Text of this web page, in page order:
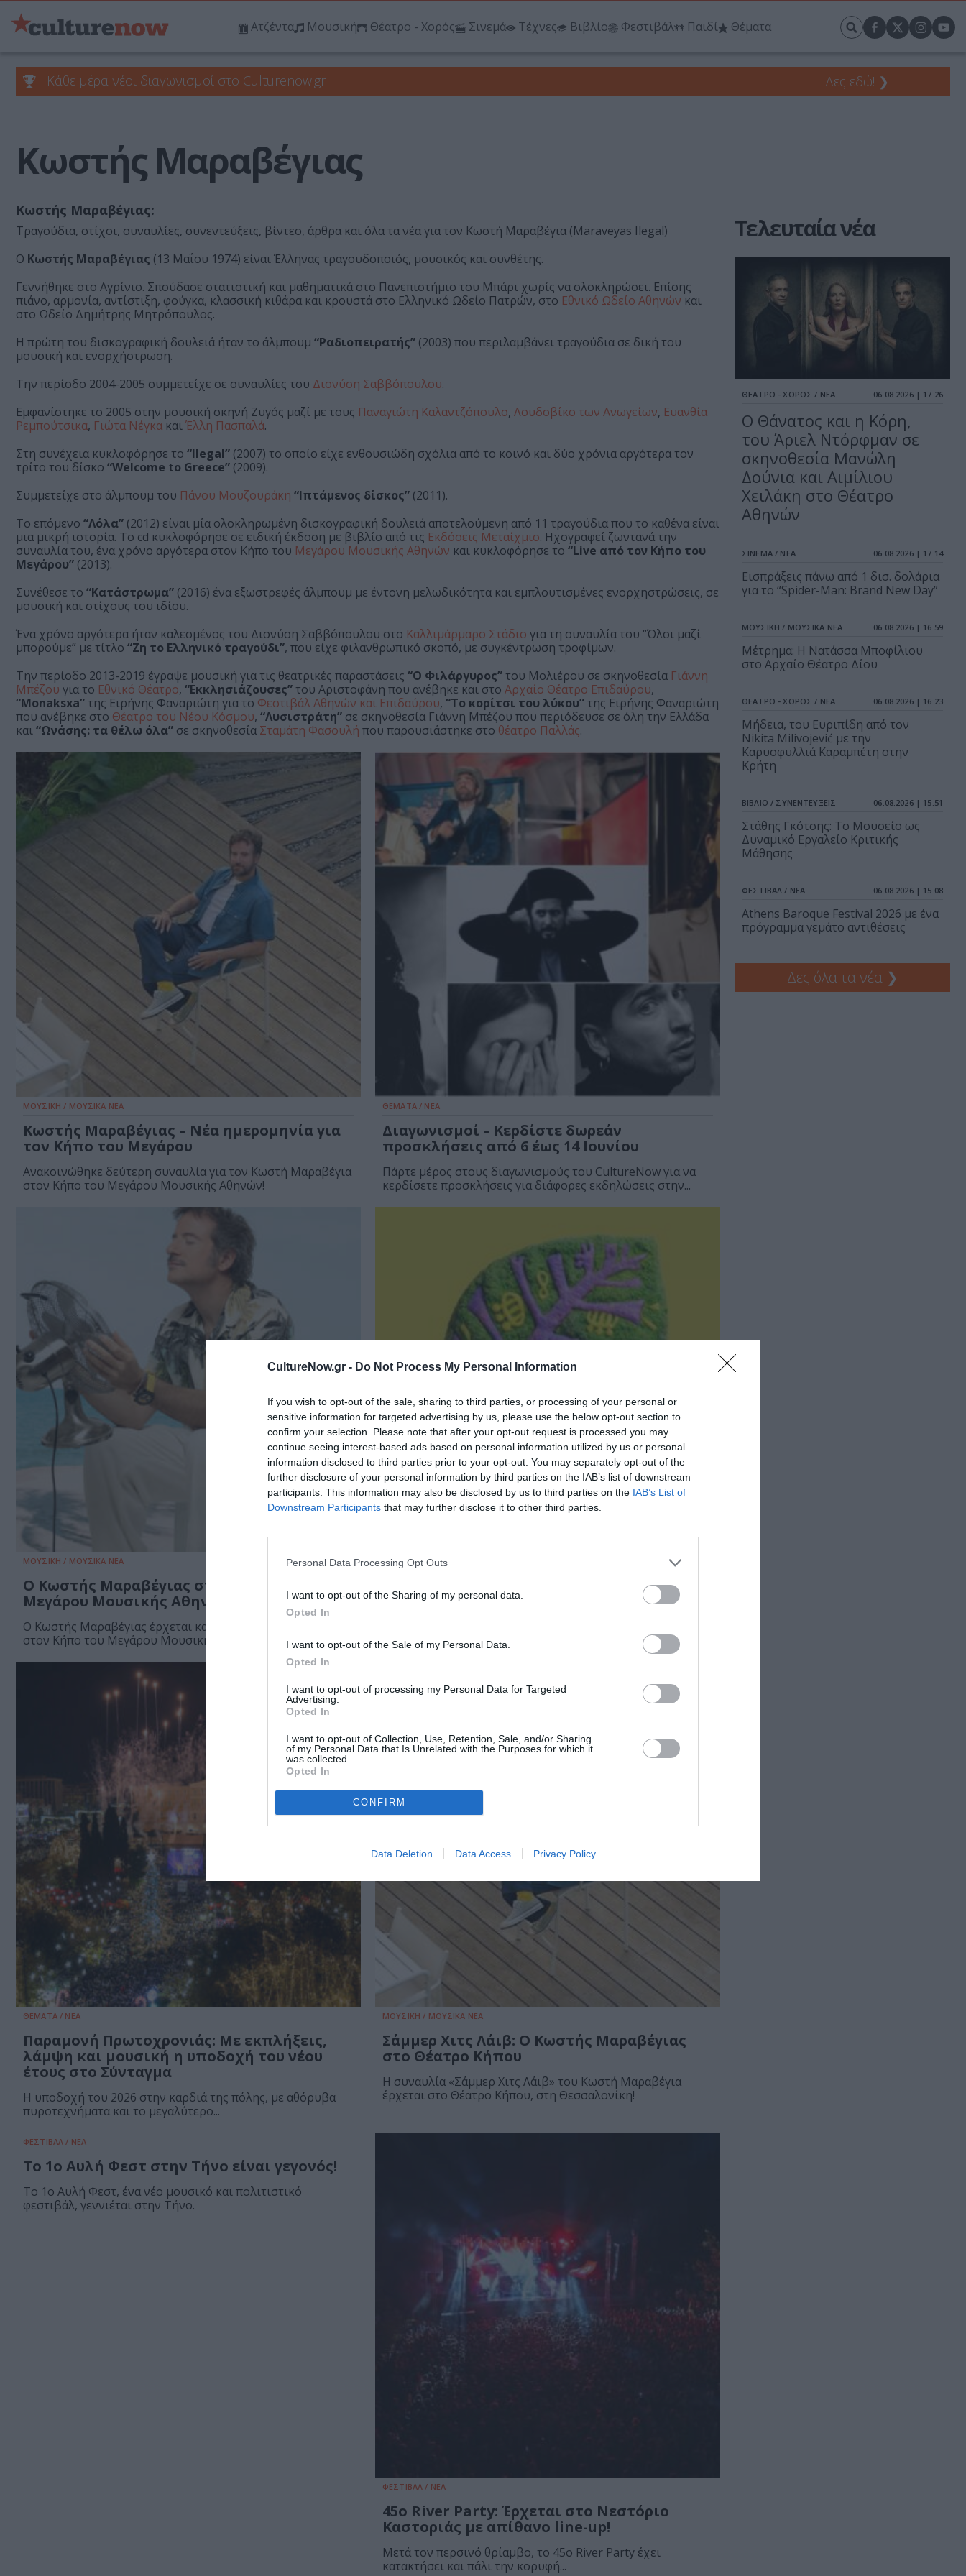
CultureNow.gr - Do Not Process My Personal Information
If you wish to opt-out of the sale, sharing to third parties, or processing of your personal or
sensitive information for targeted advertising by us, please use the below opt-out section to
confirm your selection. Please note that after your opt-out request is processed you may
continue seeing interest-based ads based on personal information utilized by us or personal
information disclosed to third parties prior to your opt-out. You may separately opt-out of the
further disclosure of your personal information by third parties on the IAB’s list of downstream
participants. This information may also be disclosed by us to third parties on the IAB’s List of
Downstream Participants that may further disclose it to other third parties.
Personal Data Processing Opt Outs
I want to opt-out of the Sharing of my personal data.
Opted In
I want to opt-out of the Sale of my Personal Data.
Opted In
I want to opt-out of processing my Personal Data for Targeted
Advertising.
Opted In
I want to opt-out of Collection, Use, Retention, Sale, and/or Sharing
of my Personal Data that Is Unrelated with the Purposes for which it
was collected.
Opted In
CONFIRM
Data Deletion Data Access Privacy Policy
Ατζέντα Μουσική Θέατρο - Χορός Σινεμά Τέχνες Βιβλίο Φεστιβάλ Παιδί Θέματα
Κάθε μέρα νέοι διαγωνισμοί στο Culturenow.gr Δες εδώ! ❯
Κωστής Μαραβέγιας
Κωστής Μαραβέγιας:
Τραγούδια, στίχοι, συναυλίες, συνεντεύξεις, βίντεο, άρθρα και όλα τα νέα για τον Κωστή Μαραβέγια (Maraveyas Ilegal)
Ο Κωστής Μαραβέγιας (13 Μαΐου 1974) είναι Έλληνας τραγουδοποιός, μουσικός και συνθέτης.
Γεννήθηκε στο Αγρίνιο. Σπούδασε στατιστική και μαθηματικά στο Πανεπιστήμιο του Μπάρι χωρίς να ολοκληρώσει. Επίσης
πιάνο, αρμονία, αντίστιξη, φούγκα, κλασσική κιθάρα και κρουστά στο Ελληνικό Ωδείο Πατρών, στο Εθνικό Ωδείο Αθηνών και
στο Ωδείο Δημήτρης Μητρόπουλος.
Η πρώτη του δισκογραφική δουλειά ήταν το άλμπουμ “Ραδιοπειρατής” (2003) που περιλαμβάνει τραγούδια σε δική του
μουσική και ενορχήστρωση.
Την περίοδο 2004-2005 συμμετείχε σε συναυλίες του Διονύση Σαββόπουλου.
Εμφανίστηκε το 2005 στην μουσική σκηνή Ζυγός μαζί με τους Παναγιώτη Καλαντζόπουλο, Λουδοβίκο των Ανωγείων, Ευανθία
Ρεμπούτσικα, Γιώτα Νέγκα καιΈλλη Πασπαλά.
Στη συνέχεια κυκλοφόρησε το “Ilegal” (2007) το οποίο είχε ενθουσιώδη σχόλια από το κοινό και δύο χρόνια αργότερα τον
τρίτο του δίσκο “Welcome to Greece” (2009).
Συμμετείχε στο άλμπουμ του Πάνου Μουζουράκη “Ιπτάμενος δίσκος” (2011).
Το επόμενο “Λόλα” (2012) είναι μία ολοκληρωμένη δισκογραφική δουλειά αποτελούμενη από 11 τραγούδια που το καθένα είναι
μια μικρή ιστορία. Το cd κυκλοφόρησε σε ειδική έκδοση με βιβλίο από τις Εκδόσεις Μεταίχμιο. Ηχογραφεί ζωντανά την
συναυλία του, ένα χρόνο αργότερα στον Κήπο του Μεγάρου Μουσικής Αθηνών και κυκλοφόρησε το “Live από τον Κήπο του
Μεγάρου” (2013).
Συνέθεσε το “Κατάστρωμα” (2016) ένα εξωστρεφές άλμπουμ με έντονη μελωδικότητα και εμπλουτισμένες ενορχηστρώσεις, σε
μουσική και στίχους του ιδίου.
Ένα χρόνο αργότερα ήταν καλεσμένος του Διονύση Σαββόπουλου στο Καλλιμάρμαρο Στάδιο για τη συναυλία του “Όλοι μαζί
μπορούμε” με τίτλο “Ζη το Ελληνικό τραγούδι”, που είχε φιλανθρωπικό σκοπό, με συγκέντρωση τροφίμων.
Την περίοδο 2013-2019 έγραψε μουσική για τις θεατρικές παραστάσεις “Ο Φιλάργυρος” του Μολιέρου σε σκηνοθεσία Γιάννη
Μπέζου για το Εθνικό Θέατρο, “Εκκλησιάζουσες” του Αριστοφάνη που ανέβηκε και στο Αρχαίο Θέατρο Επιδαύρου,
“Monaksxa” της Ειρήνης Φαναριώτη για το Φεστιβάλ Αθηνών και Επιδαύρου, “Το κορίτσι του λύκου” της Ειρήνης Φαναριώτη
που ανέβηκε στο Θέατρο του Νέου Κόσμου, “Λυσιστράτη” σε σκηνοθεσία Γιάννη Μπέζου που περιόδευσε σε όλη την Ελλάδα
και“Ωνάσης: τα θέλω όλα” σε σκηνοθεσία Σταμάτη Φασουλή που παρουσιάστηκε στο θέατρο Παλλάς.
ΜΟΥΣΙΚΗ / ΜΟΥΣΙΚΑ ΝΕΑ
Κωστής Μαραβέγιας – Νέα ημερομηνία για
τον Κήπο του Μεγάρου
Ανακοινώθηκε δεύτερη συναυλία για τον Κωστή Μαραβέγια
στον Κήπο του Μεγάρου Μουσικής Αθηνών!
ΘΕΜΑΤΑ / ΝΕΑ
Διαγωνισμοί – Κερδίστε δωρεάν
προσκλήσεις από 6 έως 14 Ιουνίου
Πάρτε μέρος στους διαγωνισμούς του CultureNow για να
κερδίσετε προσκλήσεις για διάφορες εκδηλώσεις στην...
ΜΟΥΣΙΚΗ / ΜΟΥΣΙΚΑ ΝΕΑ
Ο Κωστής Μαραβέγιας στον Κήπο του
Μεγάρου Μουσικής Αθηνών
Ο Κωστής Μαραβέγιας έρχεται και το φετινό καλοκαίρι
στον Κήπο του Μεγάρου Μουσικής Αθηνών!
ΘΕΜΑΤΑ / ΝΕΑ
Καλοκαίρι 2026 στον Κήπο του Μεγάρου
Μουσικής Αθηνών
για το Καλοκαίρι 2026 στον Κήπο...
ΘΕΜΑΤΑ / ΝΕΑ
Παραμονή Πρωτοχρονιάς: Με εκπλήξεις,
λάμψη και μουσική η υποδοχή του νέου
έτους στο Σύνταγμα
Η υποδοχή του 2026 στην καρδιά της πόλης, με αθόρυβα
πυροτεχνήματα και το μεγαλύτερο...
ΜΟΥΣΙΚΗ / ΜΟΥΣΙΚΑ ΝΕΑ
Σάμμερ Χιτς Λάιβ: Ο Κωστής Μαραβέγιας
στο Θέατρο Κήπου
Η συναυλία «Σάμμερ Χιτς Λάιβ» του Κωστή Μαραβέγια
έρχεται στο Θέατρο Κήπου, στη Θεσσαλονίκη!
ΦΕΣΤΙΒΑΛ / ΝΕΑ
Το 1ο Αυλή Φεστ στην Τήνο είναι γεγονός!
Το 1ο Αυλή Φεστ, ένα νέο μουσικό και πολιτιστικό
φεστιβάλ, γεννιέται στην Τήνο.
ΦΕΣΤΙΒΑΛ / ΝΕΑ
45ο River Party: Έρχεται στο Νεστόριο
Καστοριάς με απίθανο line-up!
Μετά τον περσινό θρίαμβο, το 45ο River Party έχει
κατακτήσει και πάλι την κορυφή...
Τελευταία νέα
ΘΕΑΤΡΟ - ΧΟΡΟΣ / ΝΕΑ 06.08.2026 | 17.26
Ο Θάνατος και η Κόρη,
του Άριελ Ντόρφμαν σε
σκηνοθεσία Μανώλη
Δούνια και Αιμίλιου
Χειλάκη στο Θέατρο
Αθηνών
ΣΙΝΕΜΑ / ΝΕΑ 06.08.2026 | 17.14
Εισπράξεις πάνω από 1 δισ. δολάρια
για το “Spider-Man: Brand New Day”
ΜΟΥΣΙΚΗ / ΜΟΥΣΙΚΑ ΝΕΑ 06.08.2026 | 16.59
Μέτρημα: Η Νατάσσα Μποφίλιου
στο Αρχαίο Θέατρο Δίου
ΘΕΑΤΡΟ - ΧΟΡΟΣ / ΝΕΑ 06.08.2026 | 16.23
Μήδεια, του Ευριπίδη από τον
Nikita Milivojević με την
Καρυοφυλλιά Καραμπέτη στην
Κρήτη
ΒΙΒΛΙΟ / ΣΥΝΕΝΤΕΥΞΕΙΣ 06.08.2026 | 15.51
Στάθης Γκότσης: Το Μουσείο ως
Δυναμικό Εργαλείο Κριτικής
Μάθησης
ΦΕΣΤΙΒΑΛ / ΝΕΑ 06.08.2026 | 15.08
Athens Baroque Festival 2026 με ένα
πρόγραμμα γεμάτο αντιθέσεις
Δες όλα τα νέα ❯